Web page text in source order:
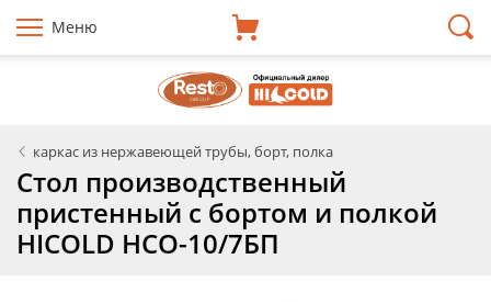
Меню
каркас из нержавеющей трубы, борт, полка
Стол производственный
пристенный с бортом и полкой
HICOLD НСО-10/7БП